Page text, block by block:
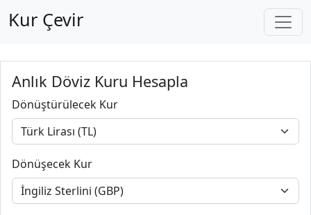
Kur Çevir
Anlık Döviz Kuru Hesapla
Dönüştürülecek Kur
Dönüşecek Kur